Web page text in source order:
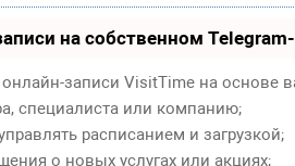
на собственном
записи VisitTime на основе
специалиста или компанию;
расписанием и загрузкой;
о новых услугах или акциях;